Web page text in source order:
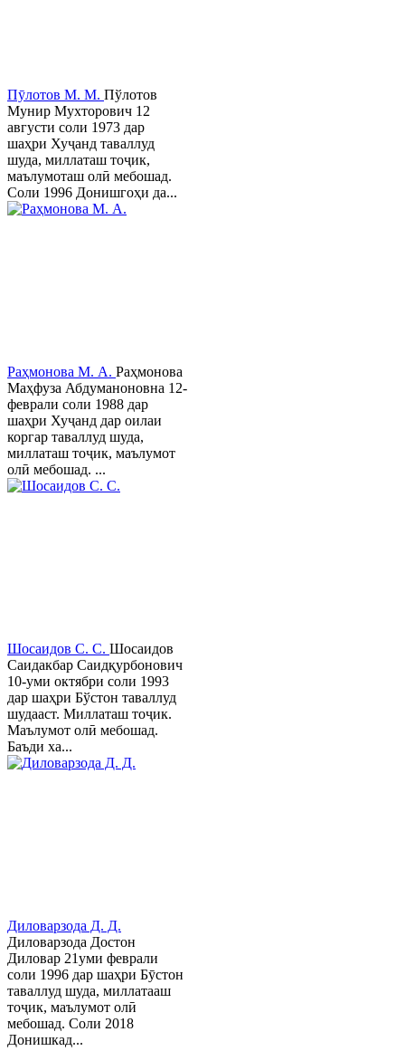
Пӯлотов М. М. Пўлотов
Мунир Мухторович 12
августи соли 1973 дар
шаҳри Хуҷанд таваллуд
шуда, миллаташ тоҷик,
маълумоташ олӣ мебошад.
Соли 1996 Донишгоҳи да...
Раҳмонова М. А. Раҳмонова
Маҳфуза Абдуманоновна 12-
феврали соли 1988 дар
шаҳри Хуҷанд дар оилаи
коргар таваллуд шуда,
миллаташ тоҷик, маълумот
олӣ мебошад. ...
Шосаидов С. С. Шосаидов
Саидакбар Саидқурбонович
10-уми октябри соли 1993
дар шаҳри Бўстон таваллуд
шудааст. Миллаташ тоҷик.
Маълумот олӣ мебошад.
Баъди ха...
Диловарзода Д. Д.
Диловарзода Достон
Диловар 21уми феврали
соли 1996 дар шаҳри Бӯстон
таваллуд шуда, миллатааш
тоҷик, маълумот олӣ
мебошад. Соли 2018
Донишкад...